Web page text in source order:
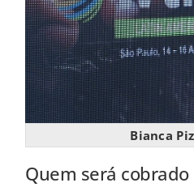
Bianca
Quem será